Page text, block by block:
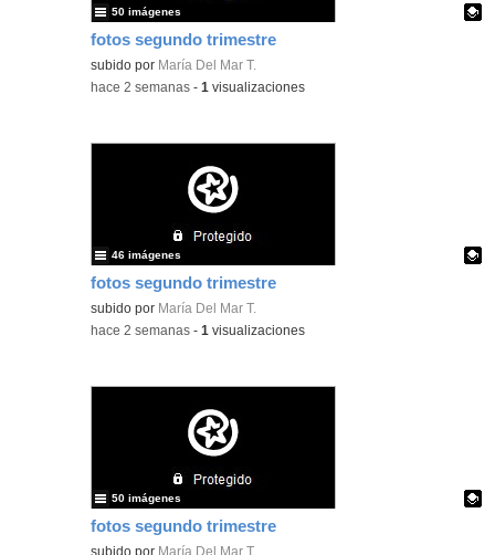
fotos segundo trimestre
Contenido educativo.
subido por María Del Mar T.
50 imágenes
-hace 2 semanas -1 visualizaciones
fotos segundo trimestre
Contenido educativo.
subido por María Del Mar T.
46 imágenes
-hace 2 semanas -1 visualizaciones
fotos segundo trimestre
Contenido educativo.
subido por María Del Mar T.
50 imágenes